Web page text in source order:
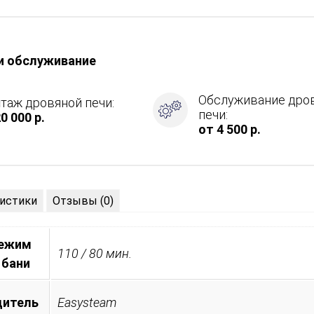
обслуживание
дровяной печи:
000 р.
Обслуживание
печи:
от 4 500 р.
Отзывы (0)
110 / 80 мин.
Easysteam